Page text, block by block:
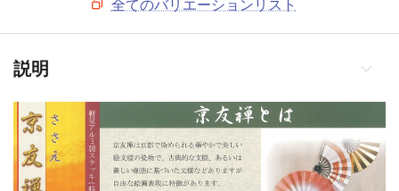
全てのバリエーションリスト
説明